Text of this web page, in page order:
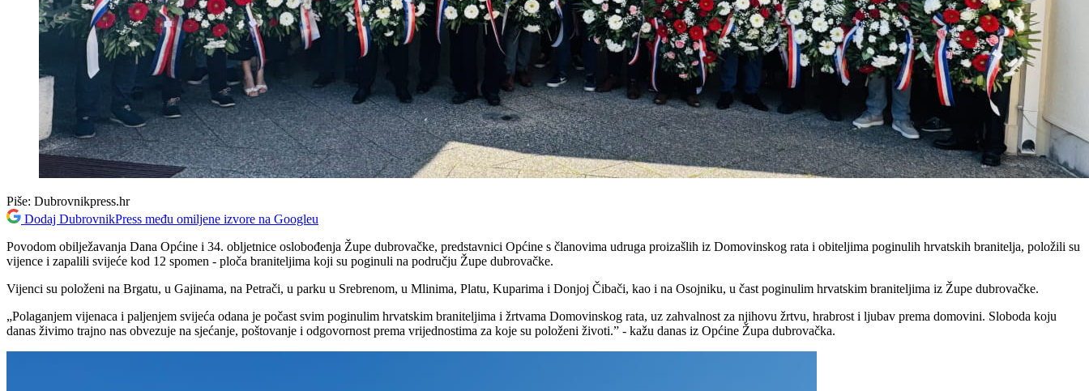
Piše: Dubrovnikpress.hr
Dodaj DubrovnikPress među omiljene izvore na Googleu
Povodom obilježavanja Dana Općine i 34. obljetnice oslobođenja Župe dubrovačke, predstavnici Općine s članovima udruga proizašlih iz Domovinskog rata i obiteljima poginulih hrvatskih branitelja, položili su
vijence i zapalili svijeće kod 12 spomen - ploča braniteljima koji su poginuli na području Župe dubrovačke.
Vijenci su položeni na Brgatu, u Gajinama, na Petrači, u parku u Srebrenom, u Mlinima, Platu, Kuparima i Donjoj Čibači, kao i na Osojniku, u čast poginulim hrvatskim braniteljima iz Župe dubrovačke.
„Polaganjem vijenaca i paljenjem svijeća odana je počast svim poginulim hrvatskim braniteljima i žrtvama Domovinskog rata, uz zahvalnost za njihovu žrtvu, hrabrost i ljubav prema domovini. Sloboda koju
danas živimo trajno nas obvezuje na sjećanje, poštovanje i odgovornost prema vrijednostima za koje su položeni životi.” - kažu danas iz Općine Župa dubrovačka.